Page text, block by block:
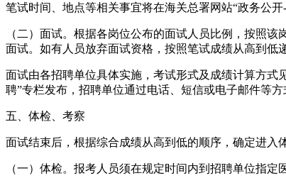
笔试时间、地点等相关事宜将在海关总署网站“政务公开
（二）面试。根据各岗位公布的面试人员比例，按照
面试。如有人员放弃面试资格，按照笔试成绩从高到低
面试由各招聘单位具体实施，考试形式及成绩计算方式
聘”专栏发布，招聘单位通过电话、短信或电子邮件等
五、体检、考察
面试结束后，根据综合成绩从高到低的顺序，确定进入
（一）体检。报考人员须在规定时间内到招聘单位指